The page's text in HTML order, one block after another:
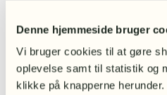
Denne hjemmeside bruger
Vi bruger cookies til at gøre
oplevelse samt til statistik og
klikke på knapperne